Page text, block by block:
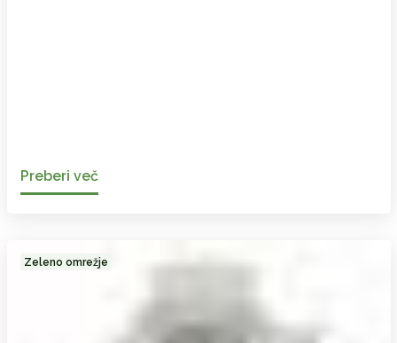
Preberi več
Zeleno omrežje